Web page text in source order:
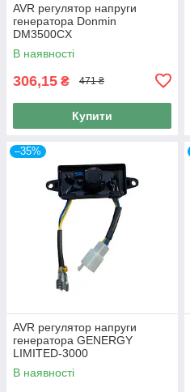
AVR регулятор напруги
генератора Donmin
DM3500CX
В наявності
306,15 ₴ 471 ₴
Купити
–35%
AVR регулятор напруги
генератора GENERGY
LIMITED-3000
В наявності